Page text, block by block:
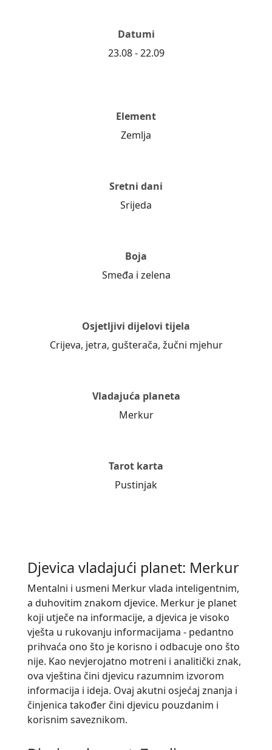
Datumi
23.08 - 22.09
Element
Zemlja
Sretni dani
Srijeda
Boja
Smeđa i zelena
Osjetljivi dijelovi tijela
Crijeva, jetra, gušterača, žučni mjehur
Vladajuća planeta
Merkur
Tarot karta
Pustinjak
Djevica vladajući planet: Merkur
Mentalni i usmeni Merkur vlada inteligentnim,
a duhovitim znakom djevice. Merkur je planet
koji utječe na informacije, a djevica je visoko
vješta u rukovanju informacijama - pedantno
prihvaća ono što je korisno i odbacuje ono što
nije. Kao nevjerojatno motreni i analitički znak,
ova vještina čini djevicu razumnim izvorom
informacija i ideja. Ovaj akutni osjećaj znanja i
činjenica također čini djevicu pouzdanim i
korisnim saveznikom.